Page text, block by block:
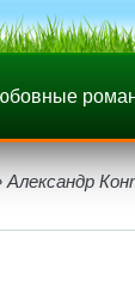
Александр